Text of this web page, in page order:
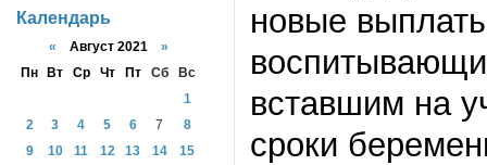
новые
вставшим на
сроки
Календарь
« Август 2021 »
Пн
Вт Ср Чт Пт Сб
Вс
1
2
3 4 5 6 7
8
9
10 11 12 13 14
15